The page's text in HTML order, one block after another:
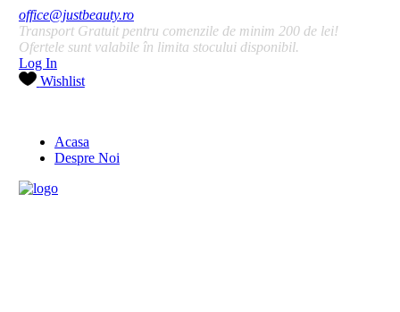
office@justbeauty.ro
Transport Gratuit pentru comenzile de minim 200 de lei!
Ofertele sunt valabile în limita stocului disponibil.
Log In
Wishlist
Acasa
Despre Noi